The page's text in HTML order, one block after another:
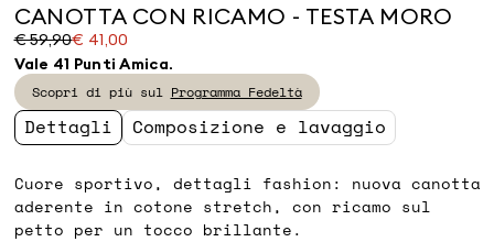
CANOTTA CON RICAMO - TESTA MORO
€ 59,90€ 41,00
Prezzo
originale
€
59,90
Prezzo
corrente
€
41,00
Vale 41 Punti Amica.
Scopri di più sul Programma Fedeltà
Dettagli Composizione e lavaggio
Cuore sportivo, dettagli fashion: nuova canotta
aderente in cotone stretch, con ricamo sul
petto per un tocco brillante.